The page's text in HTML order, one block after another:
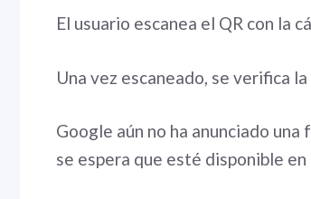
El usuario escanea el QR con la
Una vez escaneado, se verifica
Google aún no ha anunciado
se espera que esté disponible en